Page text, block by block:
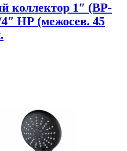
коллектор 1″ (ВР-
НР (межосев. 45